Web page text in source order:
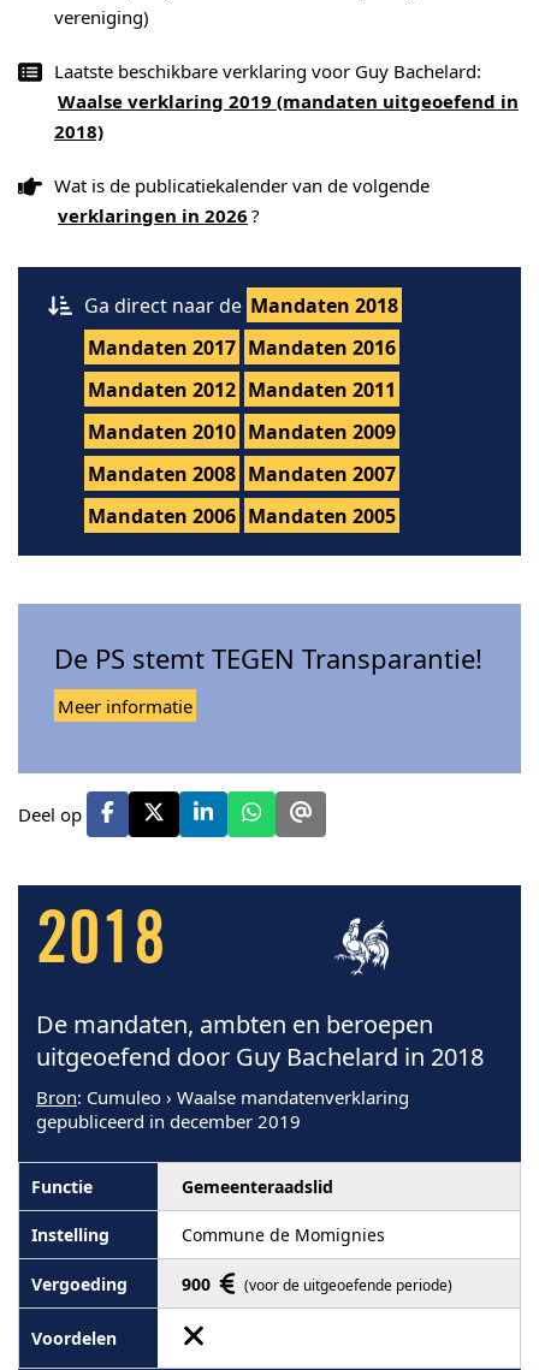
vereniging)
Laatste beschikbare verklaring voor Guy Bachelard:
Waalse verklaring 2019 (mandaten uitgeoefend in
2018)
Wat is de publicatiekalender van de volgende
verklaringen in 2026 ?
Ga direct naar de Mandaten 2018
Mandaten 2017 Mandaten 2016
Mandaten 2012 Mandaten 2011
Mandaten 2010 Mandaten 2009
Mandaten 2008 Mandaten 2007
Mandaten 2006 Mandaten 2005
De PS stemt TEGEN Transparantie!
Meer informatie
Deel op
2018
De mandaten, ambten en beroepen
uitgeoefend door Guy Bachelard in 2018
Bron: Cumuleo › Waalse mandatenverklaring
gepubliceerd in december 2019
Gemeenteraadslid
Commune de Momignies
900 (voor de uitgeoefende periode)